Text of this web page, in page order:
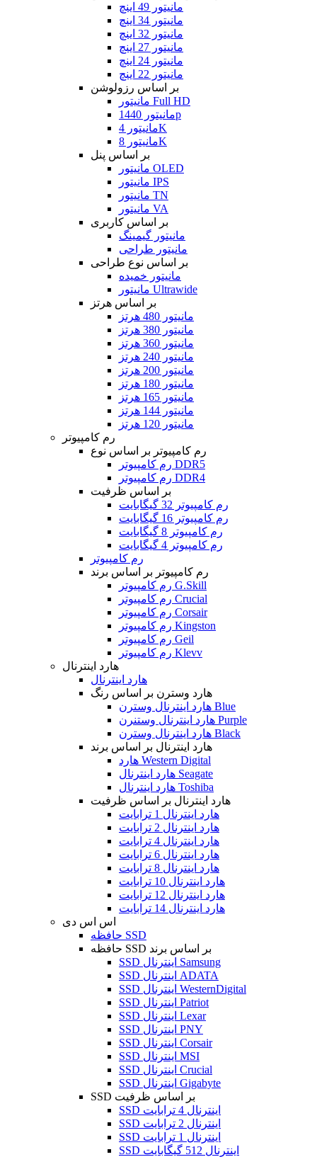
مانیتور 49 اینچ
مانیتور 34 اینچ
مانیتور 32 اینچ
مانیتور 27 اینچ
مانیتور 24 اینچ
مانیتور 22 اینچ
بر اساس رزولوشن
مانیتور Full HD
مانیتور 1440p
مانیتور 4K
مانیتور 8K
بر اساس پنل
مانیتور OLED
مانیتور IPS
مانیتور TN
مانیتور VA
بر اساس کاربری
مانیتور گیمینگ
مانیتور طراحی
بر اساس نوع طراحی
مانیتور خمیده
مانیتور Ultrawide
بر اساس هرتز
مانیتور 480 هرتز
مانیتور 380 هرتز
مانیتور 360 هرتز
مانیتور 240 هرتز
مانیتور 200 هرتز
مانیتور 180 هرتز
مانیتور 165 هرتز
مانیتور 144 هرتز
مانیتور 120 هرتز
رم کامپیوتر
رم کامپیوتر بر اساس نوع
رم کامپیوتر DDR5
رم کامپیوتر DDR4
بر اساس ظرفیت
رم کامپیوتر 32 گیگابایت
رم کامپیوتر 16 گیگابایت
رم کامپیوتر 8 گیگابایت
رم کامپیوتر 4 گیگابایت
رم کامپیوتر
رم کامپیوتر بر اساس برند
رم کامپیوتر G.Skill
رم کامپیوتر Crucial
رم کامپیوتر Corsair
رم کامپیوتر Kingston
رم کامپیوتر Geil
رم کامپیوتر Klevv
هارد اینترنال
هارد اینترنال
هارد وسترن بر اساس رنگ
هارد اینترنال وسترن Blue
هارد اینترنال وستنرن Purple
هارد اینترنال وسترن Black
هارد اینترنال بر اساس برند
هارد Western Digital
هارد اینترنال Seagate
هارد اینترنال Toshiba
هارد اینترنال بر اساس ظرفیت
هارد اینترنال 1 ترابایت
هارد اینترنال 2 ترابایت
هارد اینترنال 4 ترابایت
هارد اینترنال 6 ترابایت
هارد اینترنال 8 ترابایت
هارد اینترنال 10 ترابایت
هارد اینترنال 12 ترابایت
هارد اینترنال 14 ترابایت
اس اس دی
حافظه SSD
حافظه SSD بر اساس برند
SSD اینترنال Samsung
SSD اینترنال ADATA
SSD اینترنال WesternDigital
SSD اینترنال Patriot
SSD اینترنال Lexar
SSD اینترنال PNY
SSD اینترنال Corsair
SSD اینترنال MSI
SSD اینترنال Crucial
SSD اینترنال Gigabyte
SSD بر اساس ظرفیت
SSD اینترنال 4 ترابایت
SSD اینترنال 2 ترابایت
SSD اینترنال 1 ترابایت
SSD اینترنال 512 گیگابایت